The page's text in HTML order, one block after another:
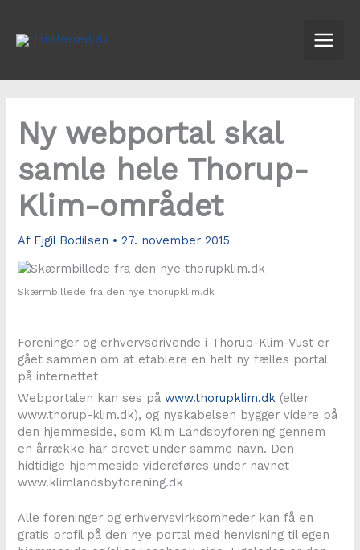
indholdet
Ny webportal skal
samle hele Thorup-
Klim-området
Af Ejgil Bodilsen •27. november 2015
Skærmbillede fra den nye thorupklim.dk
Foreninger og erhvervsdrivende i Thorup-Klim-Vust er
gået sammen om at etablere en helt ny fælles portal
på internettet
Webportalen kan ses påwww.thorupklim.dk (eller
www.thorup-klim.dk), og nyskabelsen bygger videre på
den hjemmeside, som Klim Landsbyforening gennem
en årrække har drevet under samme navn. Den
hidtidige hjemmeside videreføres under navnet
www.klimlandsbyforening.dk
Alle foreninger og erhvervsvirksomheder kan få en
gratis profil på den nye portal med henvisning til egen